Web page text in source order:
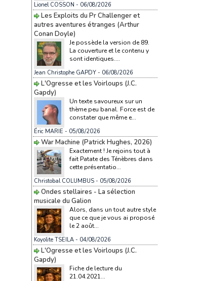
Lionel COSSON - 06/08/2026
Les Exploits du Pr Challenger et
autres aventures étranges (Arthur
Conan Doyle)
Je possède la version de 89.
La couverture et le contenu y
sont identiques....
Jean Christophe GAPDY- 06/08/2026
L'Ogresse et les Voirloups (J.C.
Gapdy)
Un texte savoureux sur un
thème peu banal. Force est de
constater que même e...
Éric MARIE - 05/08/2026
War Machine (Patrick Hughes, 2026)
Exactement ! Je rejoins tout à
fait Patate des Ténèbres dans
cette présentatio...
Christobal COLUMBUS- 05/08/2026
Ondes stellaires - La sélection
musicale du Galion
Alors, dans un tout autre style
que ce que je vous ai proposé
le 2 août...
Koyolite TSEILA- 04/08/2026
L'Ogresse et les Voirloups (J.C.
Gapdy)
Fiche de lecture du
21.04.2021...